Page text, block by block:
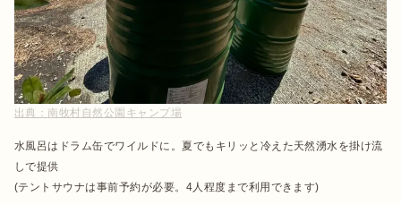
出典： 南牧村自然公園キャンプ場
水風呂はドラム缶でワイルドに。夏でもキリッと冷えた天然湧水を掛け流
しで提供
(テントサウナは事前予約が必要。4人程度まで利用できます)